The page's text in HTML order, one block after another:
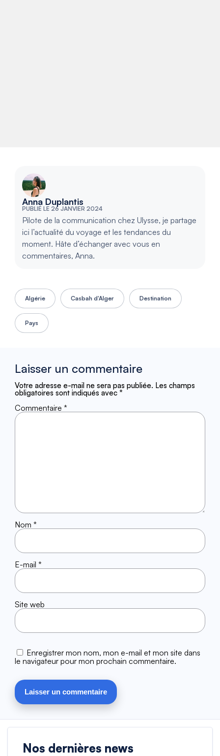
Anna Duplantis
PUBLIÉ LE 26 JANVIER 2024
Pilote de la communication chez Ulysse, je partage
ici l’actualité du voyage et les tendances du
moment. Hâte d’échanger avec vous en
commentaires, Anna.
Algérie Casbah d'Alger Destination
Pays
Laisser un commentaire
Votre adresse e-mail ne sera pas publiée. Les champs
obligatoires sont indiqués avec *
Commentaire *
Nom *
E-mail *
Site web
Enregistrer mon nom, mon e-mail et mon site dans
le navigateur pour mon prochain commentaire.
Nos dernières news